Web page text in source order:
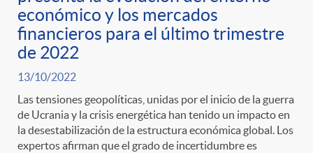
económico y los mercados
financieros para el último trimestre
de 2022
13/10/2022
Las tensiones geopolíticas, unidas por el inicio de la guerra
de Ucrania y la crisis energética han tenido un impacto en
la desestabilización de la estructura económica global. Los
expertos afirman que el grado de incertidumbre es